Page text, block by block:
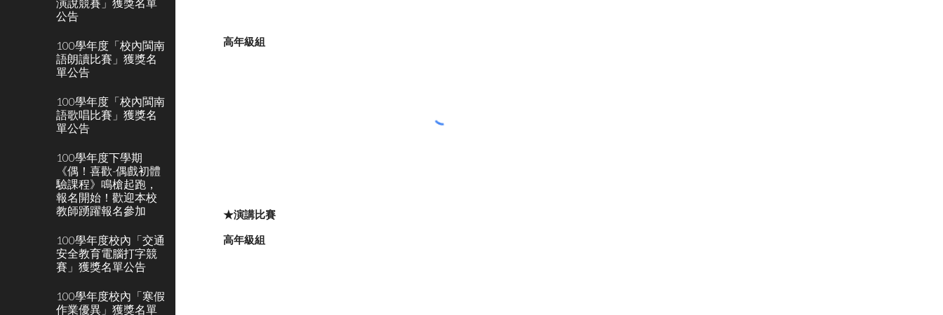
公告
100學年度「校內閩南
語朗讀比賽」獲獎名
單公告
100學年度「校內閩南
語歌唱比賽」獲獎名
單公告
100學年度下學期
《偶！喜歡-偶戲初體
驗課程》鳴槍起跑，
報名開始！歡迎本校
教師踴躍報名參加
100學年度校內「交通
安全教育電腦打字競
賽」獲獎名單公告
100學年度校內「寒假
作業優異」獲獎名單
高年級組
★演講比賽
高年級組